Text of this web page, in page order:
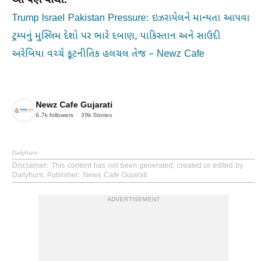
Trump Israel Pakistan Pressure: ઇઝરાયેલને માન્યતા આપવા
ટ્રમ્પનું મુસ્લિમ દેશો પર ભારે દબાણ, પાકિસ્તાન અને સાઉદી
અરેબિયા વચ્ચે કૂટનીતિક હલચલ તેજ – Newz Cafe
Newz Cafe Gujarati
6.7k followers 39k Stories
Dailyhunt
Disclaimer: This content has not been generated, created or edited by
Dailyhunt. Publisher: News Cafe Gujarati
ADVERTISEMENT